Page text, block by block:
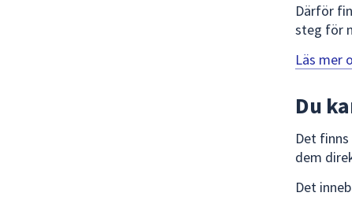
Därför
steg för
Läs mer
Du
Det
dem
Det